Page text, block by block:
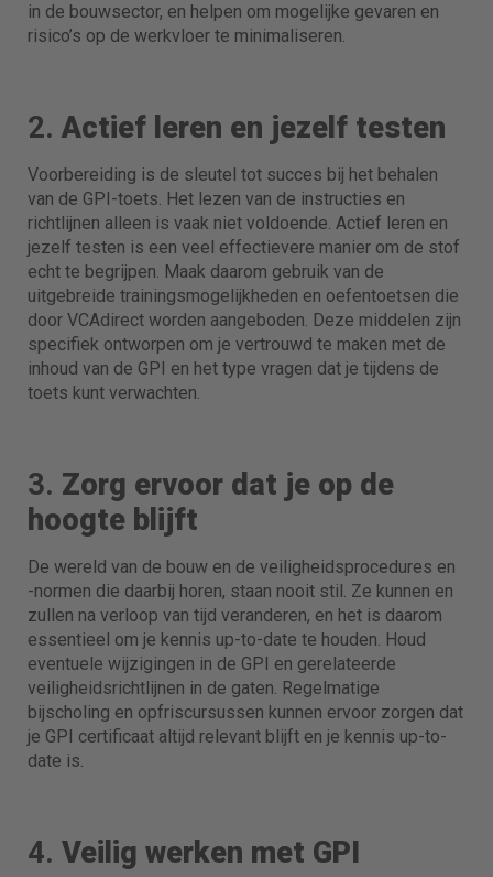
in de bouwsector, en helpen om mogelijke gevaren en
risico’s op de werkvloer te minimaliseren.
2. Actief leren en jezelf testen
Voorbereiding is de sleutel tot succes bij het behalen
van de GPI-toets. Het lezen van de instructies en
richtlijnen alleen is vaak niet voldoende. Actief leren en
jezelf testen is een veel effectievere manier om de stof
echt te begrijpen. Maak daarom gebruik van de
uitgebreide trainingsmogelijkheden en oefentoetsen die
door VCAdirect worden aangeboden. Deze middelen zijn
specifiek ontworpen om je vertrouwd te maken met de
inhoud van de GPI en het type vragen dat je tijdens de
toets kunt verwachten.
3. Zorg ervoor dat je op de
hoogte blijft
De wereld van de bouw en de veiligheidsprocedures en
-normen die daarbij horen, staan nooit stil. Ze kunnen en
zullen na verloop van tijd veranderen, en het is daarom
essentieel om je kennis up-to-date te houden. Houd
eventuele wijzigingen in de GPI en gerelateerde
veiligheidsrichtlijnen in de gaten. Regelmatige
bijscholing en opfriscursussen kunnen ervoor zorgen dat
je GPI certificaat altijd relevant blijft en je kennis up-to-
date is.
4. Veilig werken met GPI